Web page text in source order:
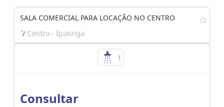
SALA COMERCIAL PARA LOCAÇÃO NO CENTRO
Centro - Ipatinga
1
Consultar